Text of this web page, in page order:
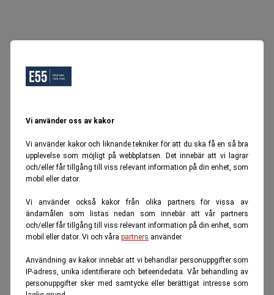
Vi använder oss av kakor
Vi använder kakor och liknande tekniker för att du ska få en så bra
upplevelse som möjligt på webbplatsen. Det innebär att vi lagrar
och/eller får tillgång till viss relevant information på din enhet, som
mobil eller dator.
Vi använder också kakor från olika partners för vissa av
ändamålen som listas nedan som innebär att vår partners
och/eller får tillgång till viss relevant information på din enhet, som
mobil eller dator. Vi och våra partners använder.
Användning av kakor innebär att vi behandlar personuppgifter som
IP-adress, unika identifierare och beteendedata. Vår behandling av
personuppgifter sker med samtycke eller berättigat intresse som
Oops, Ett fel inträffade.